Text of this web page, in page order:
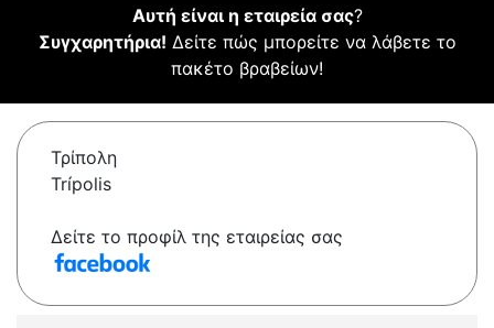
Αυτή είναι η εταιρεία σας?
Συγχαρητήρια! Δείτε πώς μπορείτε να λάβετε το
πακέτο βραβείων!
Τρίπολη
Trípolis
Δείτε το προφίλ της εταιρείας σας